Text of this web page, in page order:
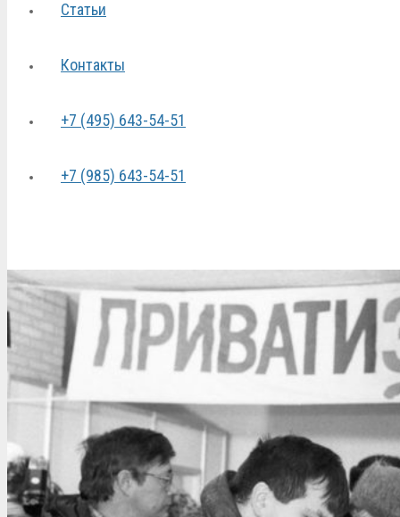
Статьи
Контакты
+7 (495) 643-54-51
+7 (985) 643-54-51